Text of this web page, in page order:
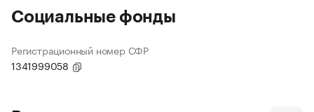
Социальные фонды
Регистрационный номер СФР
1341999058